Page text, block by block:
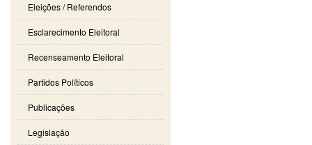
Eleições / Referendos
Esclarecimento Eleitoral
Recenseamento Eleitoral
Partidos Políticos
Publicações
Legislação